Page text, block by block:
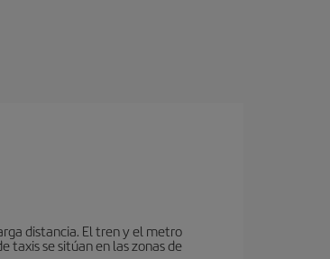
distancia. El tren y el metro
taxis se sitúan en las zonas de